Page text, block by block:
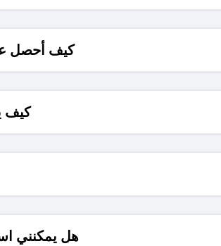
كيف أحصل
كيف
هل يمكنني